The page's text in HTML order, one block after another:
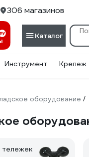
306 магазинов
Каталог
Инструмент Крепеж
оборудование /
тележек